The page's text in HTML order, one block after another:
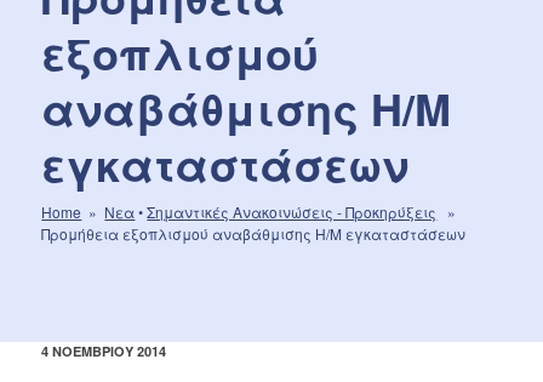
εξοπλισμού
αναβάθμισης Η/Μ
εγκαταστάσεων
Home » Νεα•Σημαντικές Aνακοινώσεις - Προκηρύξεις »
Προμήθεια εξοπλισμού αναβάθμισης Η/Μ εγκαταστάσεων
ΔΗΜΟΣΙΕΎΤΗΚΕ
4 ΝΟΕΜΒΡΊΟΥ 2014